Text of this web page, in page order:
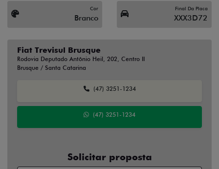
Cor
Branco
Final Da Placa
XXX3D72
Fiat Trevisul Brusque
Rodovia Deputado Antônio Heil, 202, Centro II
Brusque / Santa Catarina
(47) 3251-1234
(47) 3251-1234
Solicitar proposta